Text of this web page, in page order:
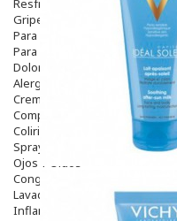
Gripe Y Resfriados
Para La Tos
Para Descongestionar La Nariz
Dolor De Garganta
Alergias Y Picaduras
Cremas
Comprimidos
Colirios
Sprays
Ojos Y Oidos
Congestión
Lavado Ojos
Inflamación Del Oido (otitis)